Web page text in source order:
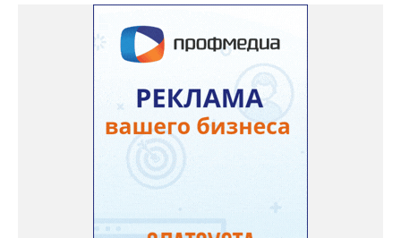
однажды реанимация не смогла добраться до больного.
Жители писали в администрацию города и другие инстанции,
пытались ремонтировать дорогу своими силами – всё тщетно»,
– рассказали в ОНФ. Общественники подчеркнули: именно
они добились, чтобы участок разровняли и отсыпали. Для
этого потребовалось обратиться в мэрию Златоуста.